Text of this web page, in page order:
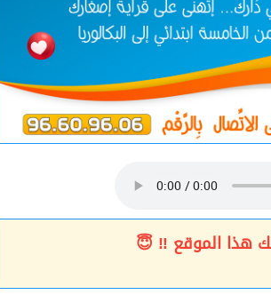
هذا الموقع ‼ 😇